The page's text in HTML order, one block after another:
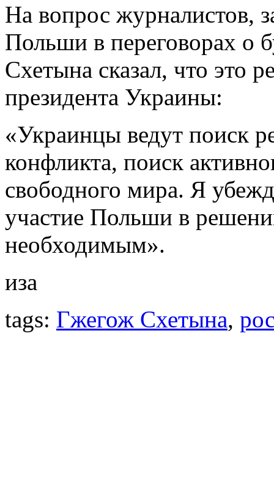
На вопрос журналистов,
Польши в переговорах о
Схетына сказал, что это
президента Украины:
«Украинцы ведут поиск
конфликта, поиск
свободного мира. Я
участие Польши в
необходимым».
иза
tags: Гжегож Схетына,